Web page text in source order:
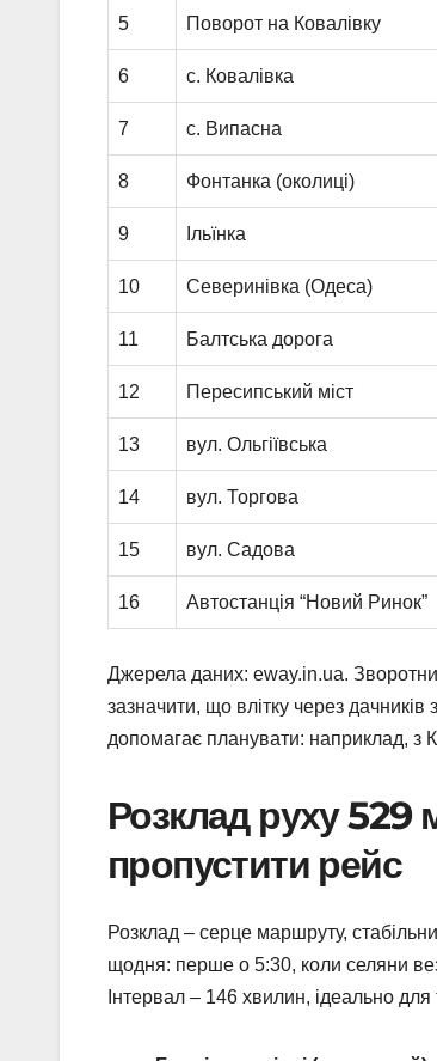
5 Поворот на Ковалівку
6 с. Ковалівка
7 с. Випасна
8 Фонтанка (околиці)
9 Ільїнка
10 Северинівка (Одеса)
11 Балтська дорога
12 Пересипський міст
13 вул. Ольгіївська
14 вул. Торгова
15 вул. Садова
16 Автостанція “Новий Ринок”
Джерела даних: eway.in.ua.
зазначити, що влітку через
допомагає планувати: наприклад, з
Розклад руху 529
пропустити рейс
Розклад – серце маршруту,
щодня: перше о 5:30, коли селяни
Інтервал – 146 хвилин, ідеально